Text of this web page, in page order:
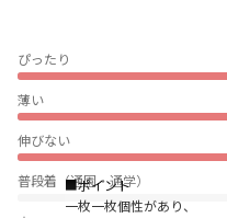
ぴったり
薄い
伸びない
普段着（通園・通学）
■ポイント
一枚一枚個性があり、